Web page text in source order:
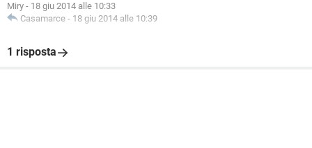
Miry - 18 giu 2014 alle 10:33
Casamarce - 18 giu 2014 alle 10:39
1 risposta